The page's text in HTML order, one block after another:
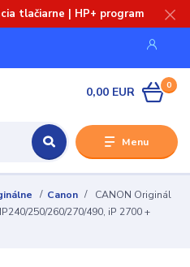
tlačiarne | HP+ program
Menu
0
0,00 EUR
Canon
CANON Originál
250/260/270/490, iP 2700 +